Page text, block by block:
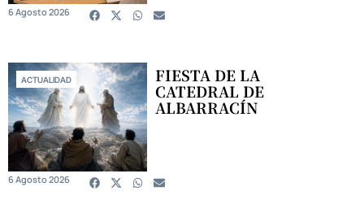
6 Agosto 2026
ACTUALIDAD FIESTA DE LA
CATEDRAL DE
ALBARRACÍN
6 Agosto 2026